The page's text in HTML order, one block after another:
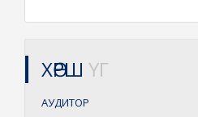
ХӨРШ ҮГ
АУДИТОР